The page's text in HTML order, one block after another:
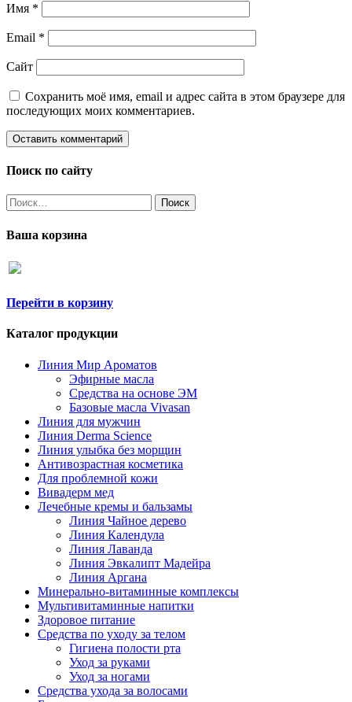
Имя *
Email *
Сайт
Сохранить моё имя, email и адрес сайта в этом браузере для
последующих моих комментариев.
Поиск по сайту
Найти:
Ваша корзина
Перейти в корзину
Каталог продукции
Линия Мир Ароматов
Эфирные масла
Средства на основе ЭМ
Базовые масла Vivasan
Линия для мужчин
Линия Derma Science
Линия улыбка без морщин
Антивозрастная косметика
Для проблемной кожи
Вивадерм мед
Лечебные кремы и бальзамы
Линия Чайное дерево
Линия Календула
Линия Лаванда
Линия Эвкалипт Мадейра
Линия Аргана
Минерально-витаминные комплексы
Мультивитаминные напитки
Здоровое питание
Средства по уходу за телом
Гигиена полости рта
Уход за руками
Уход за ногами
Средства ухода за волосами